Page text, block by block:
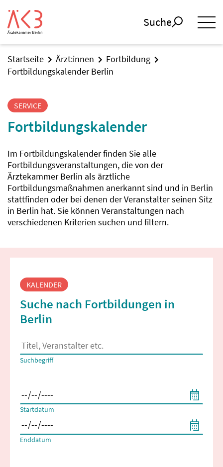
Suche
Startseite Ärzt:innen
Fortbildung
Fortbildungskalender Berlin
SERVICE
Fortbildungskalender
Im Fortbildungskalender finden Sie alle
Fortbildungsveranstaltungen, die von der
Ärztekammer Berlin als ärztliche
Fortbildungsmaßnahmen anerkannt sind und in Berlin
stattfinden oder bei denen der Veranstalter seinen Sitz
in Berlin hat. Sie können Veranstaltungen nach
verschiedenen Kriterien suchen und filtern.
Fortbildungssuche
KALENDER
Suche nach Fortbildungen in
Berlin
Es erscheinen Suchvorschläge, wenn mindestens 2 Zeichen
Suchbegriff
Startdatum
Enddatum